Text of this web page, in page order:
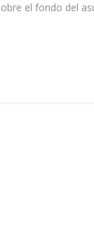
el fondo del